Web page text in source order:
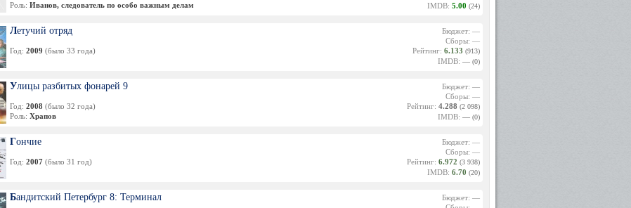
Роль: Иванов, следователь по особо важным делам IMDB: 5.00 (24)
Летучий отряд
Год: 2009 (было 33 года)
Бюджет: —
Сборы: —
Рейтинг: 6.133 (913)
IMDB: — (0)
Улицы разбитых фонарей 9
Год: 2008 (было 32 года)
Роль: Храпов
Бюджет: —
Сборы: —
Рейтинг: 4.288 (2 098)
IMDB: — (0)
Гончие
Год: 2007 (было 31 год)
Бюджет: —
Сборы: —
Рейтинг: 6.972 (3 938)
IMDB: 6.70 (20)
Бандитский Петербург 8: Терминал
Бюджет: —